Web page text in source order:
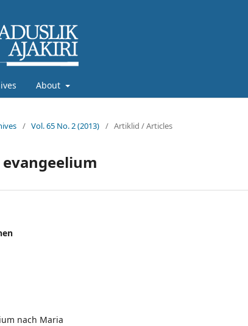
About
/ Vol. 65 No. 2 (2013) / Artiklid / Articles
nach Maria